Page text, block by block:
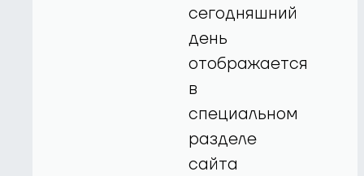
сегодняшний
день
отображается
в
специальном
разделе
сайта